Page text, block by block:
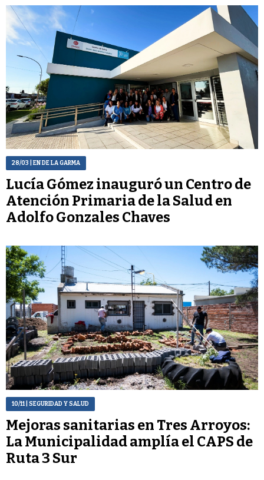
28/03 | EN DE LA GARMA
Lucía Gómez inauguró un Centro de
Atención Primaria de la Salud en
Adolfo Gonzales Chaves
10/11| SEGURIDAD Y SALUD
Mejoras sanitarias en Tres Arroyos:
La Municipalidad amplía el CAPS de
Ruta 3 Sur